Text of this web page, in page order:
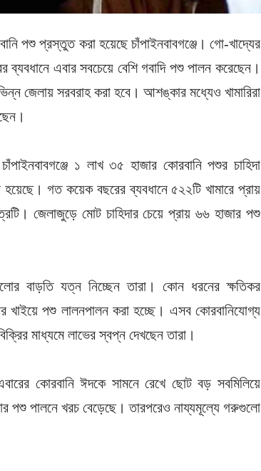
পশু প্রস্তুত করা হয়েছে চাঁপাইনবাবগঞ্জে। গো-খাদ্যের
ব্যবধানে এবার সবচেয়ে বেশি গবাদি পশু পালন করেছেন।
জেলায় সরবরাহ করা হবে। আশঙ্কার মধ্যেও খামারিরা
১ লাখ ৩৫ হাজার কোরবানি পশুর চাহিদা
গত কয়েক বছরের ব্যবধানে ৫২২টি খামারে প্রায়
জেলাজুড়ে মোট চাহিদার চেয়ে প্রায় ৬৬ হাজার পশু
বাড়তি যত্ন নিচ্ছেন তারা। কোন ধরনের ক্ষতিকর
খাইয়ে পশু লালনপালন করা হচ্ছে। এসব কোরবানিযোগ্য
মাধ্যমে লাভের স্বপ্ন দেখছেন তারা।
কোরবানি ঈদকে সামনে রেখে ছোট বড় সবমিলিয়ে
পশু পালনে খরচ বেড়েছে। তারপরেও নায্যমূল্যে গরুগুলো